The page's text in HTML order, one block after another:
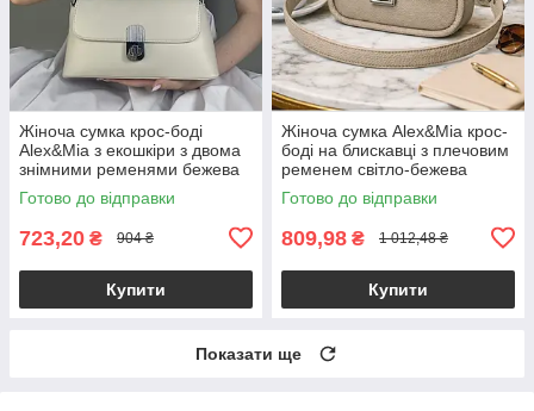
Жіноча сумка крос-боді
Alex&Mia з екошкіри з двома
знімними ременями бежева
Готово до відправки
723,20 ₴ 904 ₴
Купити
Жіноча сумка Alex&Mia крос-
боді на блискавці з плечовим
ременем світло-бежева
Готово до відправки
809,98 ₴ 1 012,48 ₴
Купити
Показати ще